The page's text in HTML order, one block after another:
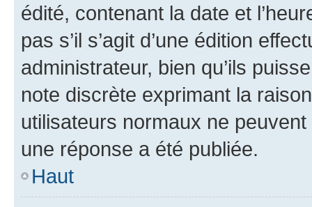
édité, contenant la date et
pas s’il s’agit d’une édition
administrateur, bien qu’ils
note discrète exprimant la
utilisateurs normaux ne
une réponse a été publiée.
Haut